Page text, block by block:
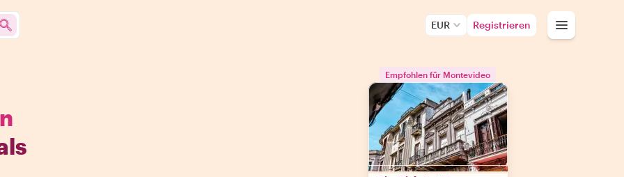
EUR Registrieren
Empfohlen für Montevideo